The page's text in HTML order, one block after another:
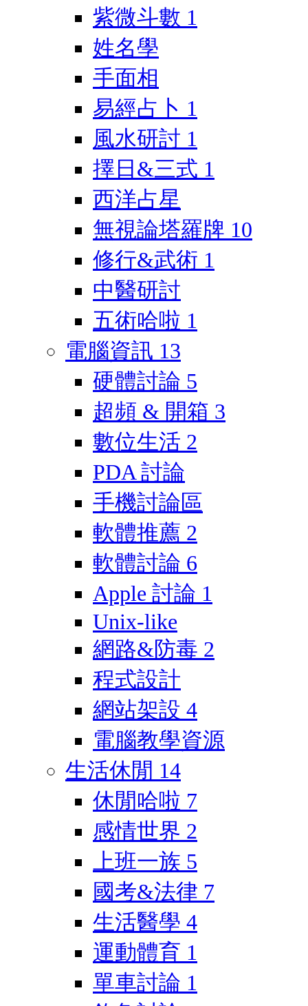
紫微斗數 1
姓名學
手面相
易經占卜 1
風水研討 1
擇日&三式 1
西洋占星
無視論塔羅牌 10
修行&武術 1
中醫研討
五術哈啦 1
電腦資訊 13
硬體討論 5
超頻 & 開箱 3
數位生活 2
PDA 討論
手機討論區
軟體推薦 2
軟體討論 6
Apple 討論 1
Unix-like
網路&防毒 2
程式設計
網站架設 4
電腦教學資源
生活休閒 14
休閒哈啦 7
感情世界 2
上班一族 5
國考&法律 7
生活醫學 4
運動體育 1
單車討論 1